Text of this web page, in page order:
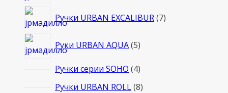
Ручки URBAN EXCALIBUR 77
Руки URBAN AQUA 55
Ручки серии SOHO 44
товара
Ручки URBAN ROLL 88